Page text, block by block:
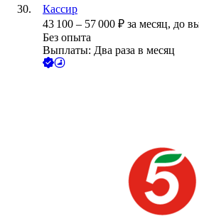
Кассир
43 100 – 57 000 ₽ за месяц, до
Без опыта
Выплаты: Два раза в месяц